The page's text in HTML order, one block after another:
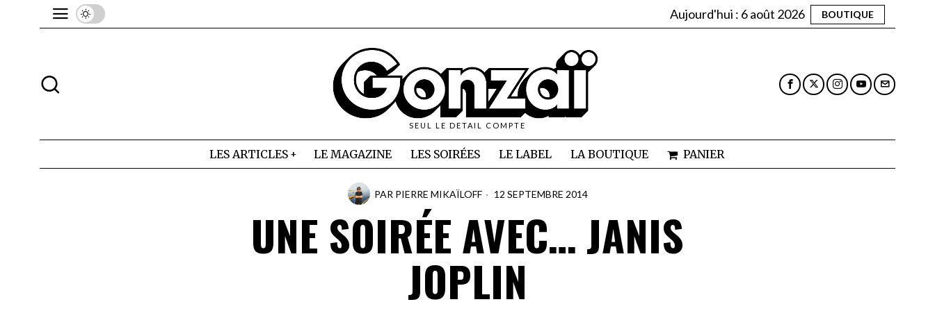
Aujourd'hui : 6 août 2026 BOUTIQUE
SEUL LE DETAIL COMPTE
LES ARTICLES LE MAGAZINE LES SOIRÉES LE LABEL LA BOUTIQUE PANIER
PAR PIERRE MIKAÏLOFF 12 SEPTEMBRE 2014
UNE SOIRÉE AVEC… JANIS
JOPLIN